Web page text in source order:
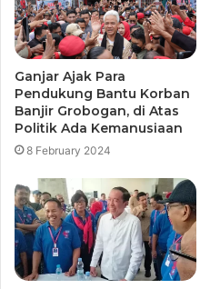
Ganjar Ajak Para
Pendukung Bantu Korban
Banjir Grobogan, di Atas
Politik Ada Kemanusiaan
8 February 2024